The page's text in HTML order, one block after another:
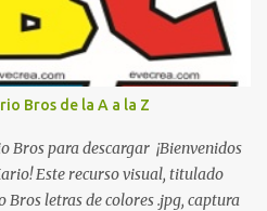
imprimir en alta calidad. Su
y estética, logrando que
proyecte una imagen más
qué son importantes los letreros
diariamente cientos de
la institución por primera vez,
o un aula específica puede
Bros de la A a la Z
Bros para descargar ¡Bienvenidos
Este recurso visual, titulado
letras de colores .jpg, captura